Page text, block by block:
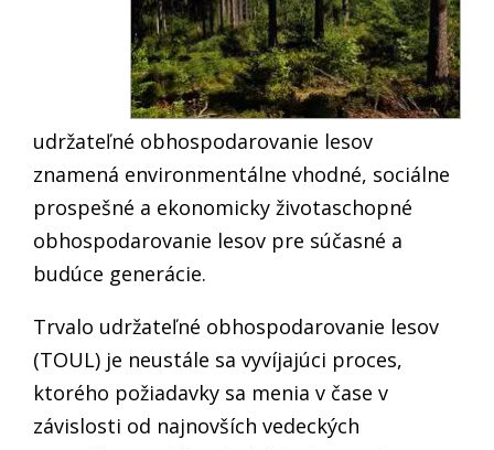
udržateľné obhospodarovanie lesov
znamená environmentálne vhodné, sociálne
prospešné a ekonomicky životaschopné
obhospodarovanie lesov pre súčasné a
budúce generácie.
Trvalo udržateľné obhospodarovanie lesov
(TOUL) je neustále sa vyvíjajúci proces,
ktorého požiadavky sa menia v čase v
závislosti od najnovších vedeckých